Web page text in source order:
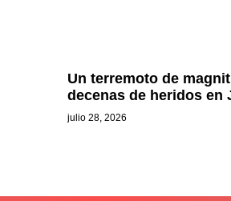
Un terremoto de
decenas de heridos en
julio 28, 2026